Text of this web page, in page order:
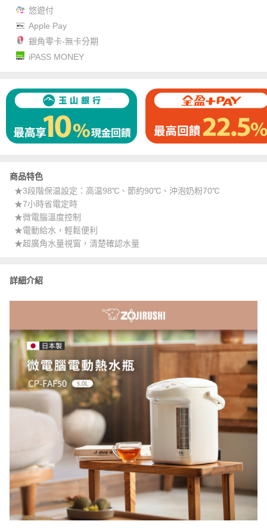
悠遊付
Apple Pay
銀角零卡-無卡分期
iPASS MONEY
商品特色
★3段階保温設定：高温98℃、節約90℃、沖泡奶粉70℃
★7小時省電定時
★微電腦溫度控制
★電動給水，輕鬆便利
★超廣角水量視窗，清楚確認水量
詳細介紹